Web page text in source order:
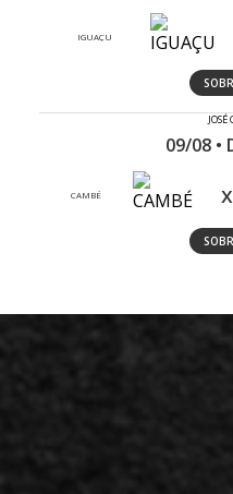
IGUAÇU
09/08 •
CAMBÉ x